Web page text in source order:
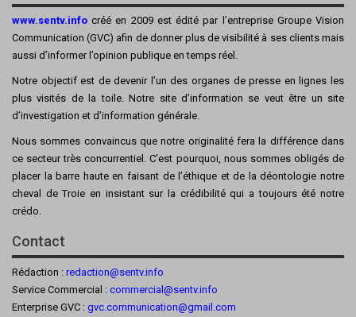
www.sentv.info créé en 2009 est édité par l’entreprise Groupe Vision
Communication (GVC) afin de donner plus de visibilité à ses clients mais
aussi d’informer l’opinion publique en temps réel.
Notre objectif est de devenir l’un des organes de presse en lignes les
plus visités de la toile. Notre site d’information se veut être un site
d’investigation et d’information générale.
Nous sommes convaincus que notre originalité fera la différence dans
ce secteur très concurrentiel. C’est pourquoi, nous sommes obligés de
placer la barre haute en faisant de l’éthique et de la déontologie notre
cheval de Troie en insistant sur la crédibilité qui a toujours été notre
crédo.
Contact
Rédaction : redaction@sentv.info
Service Commercial : commercial@sentv.info
Enterprise GVC : gvc.communication@gmail.com